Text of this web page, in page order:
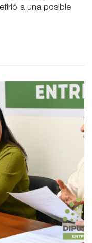
a una posible